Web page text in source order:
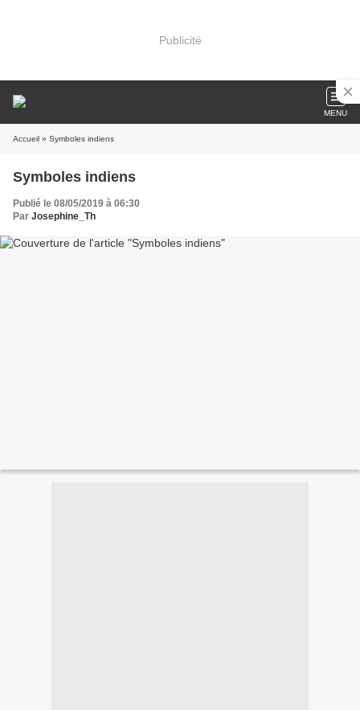
Publicité
MENU
Accueil » Symboles indiens
Symboles indiens
Publié le 08/05/2019 à 06:30
Par Josephine_Th